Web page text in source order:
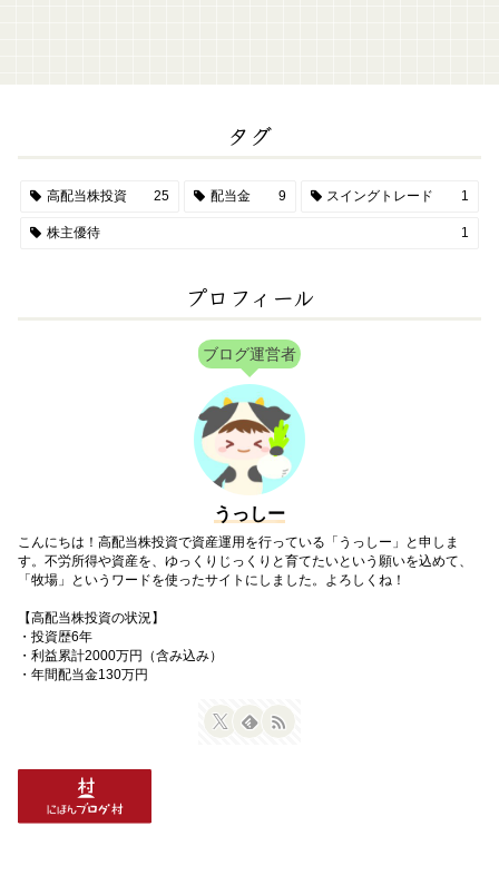
タグ
高配当株投資 25 配当金 9 スイングトレード 1
株主優待 1
プロフィール
ブログ運営者
うっしー
こんにちは！高配当株投資で資産運用を行っている「うっしー」と申しま
す。不労所得や資産を、ゆっくりじっくりと育てたいという願いを込めて、
「牧場」というワードを使ったサイトにしました。よろしくね！
【高配当株投資の状況】
・投資歴6年
・利益累計2000万円（含み込み）
・年間配当金130万円